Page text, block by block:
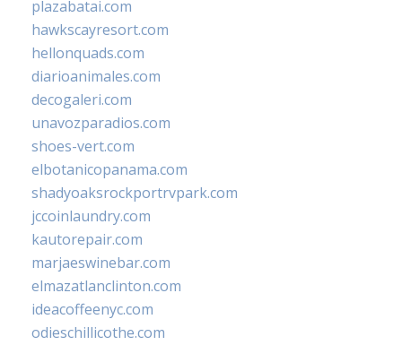
plazabatai.com
hawkscayresort.com
hellonquads.com
diarioanimales.com
decogaleri.com
unavozparadios.com
shoes-vert.com
elbotanicopanama.com
shadyoaksrockportrvpark.com
jccoinlaundry.com
kautorepair.com
marjaeswinebar.com
elmazatlanclinton.com
ideacoffeenyc.com
odieschillicothe.com